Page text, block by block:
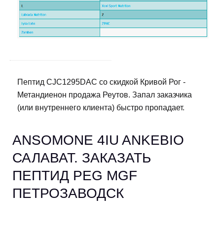
Пептид CJC1295DAC со скидкой Кривой Рог -
Метандиенон продажа Реутов. Запал заказчика
(или внутреннего клиента) быстро пропадает.
ANSOMONE 4IU ANKEBIO
САЛАВАТ. ЗАКАЗАТЬ
ПЕПТИД PEG MGF
ПЕТРОЗАВОДСК